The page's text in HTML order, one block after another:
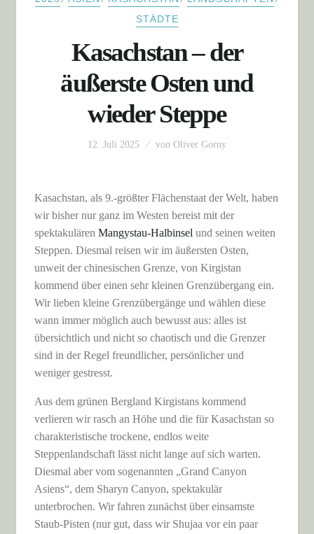
STÄDTE
Kasachstan – der
äußerste Osten und
wieder Steppe
12. Juli 2025 von Oliver Gorny
Kasachstan, als 9.-größter Flächenstaat der Welt, haben
wir bisher nur ganz im Westen bereist mit der
spektakulären Mangystau-Halbinsel und seinen weiten
Steppen. Diesmal reisen wir im äußersten Osten,
unweit der chinesischen Grenze, von Kirgistan
kommend über einen sehr kleinen Grenzübergang ein.
Wir lieben kleine Grenzübergänge und wählen diese
wann immer möglich auch bewusst aus: alles ist
übersichtlich und nicht so chaotisch und die Grenzer
sind in der Regel freundlicher, persönlicher und
weniger gestresst.
Aus dem grünen Bergland Kirgistans kommend
verlieren wir rasch an Höhe und die für Kasachstan so
charakteristische trockene, endlos weite
Steppenlandschaft lässt nicht lange auf sich warten.
Diesmal aber vom sogenannten „Grand Canyon
Asiens“, dem Sharyn Canyon, spektakulär
unterbrochen. Wir fahren zunächst über einsamste
Staub-Pisten (nur gut, dass wir Shujaa vor ein paar